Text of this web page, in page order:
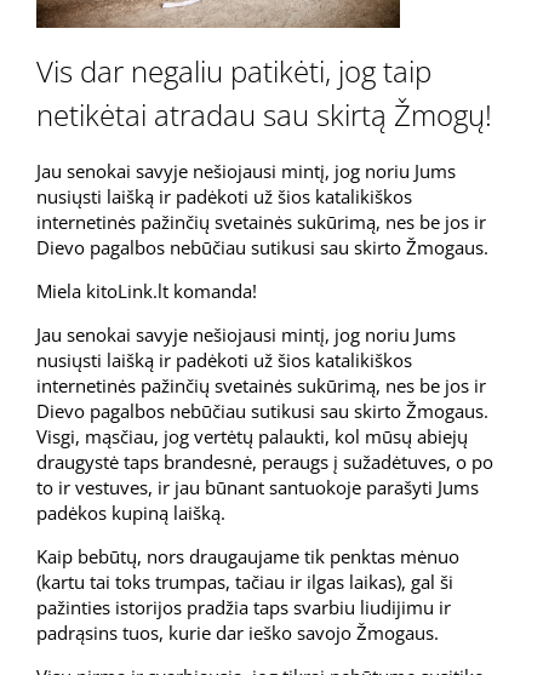
Vis dar negaliu patikėti, jog taip
netikėtai atradau sau skirtą Žmogų!
Jau senokai savyje nešiojausi mintį, jog noriu Jums
nusiųsti laišką ir padėkoti už šios katalikiškos
internetinės pažinčių svetainės sukūrimą, nes be jos ir
Dievo pagalbos nebūčiau sutikusi sau skirto Žmogaus.
Miela kitoLink.lt komanda!
Jau senokai savyje nešiojausi mintį, jog noriu Jums
nusiųsti laišką ir padėkoti už šios katalikiškos
internetinės pažinčių svetainės sukūrimą, nes be jos ir
Dievo pagalbos nebūčiau sutikusi sau skirto Žmogaus.
Visgi, mąsčiau, jog vertėtų palaukti, kol mūsų abiejų
draugystė taps brandesnė, peraugs į sužadėtuves, o po
to ir vestuves, ir jau būnant santuokoje parašyti Jums
padėkos kupiną laišką.
Kaip bebūtų, nors draugaujame tik penktas mėnuo
(kartu tai toks trumpas, tačiau ir ilgas laikas), gal ši
pažinties istorijos pradžia taps svarbiu liudijimu ir
padrąsins tuos, kurie dar ieško savojo Žmogaus.